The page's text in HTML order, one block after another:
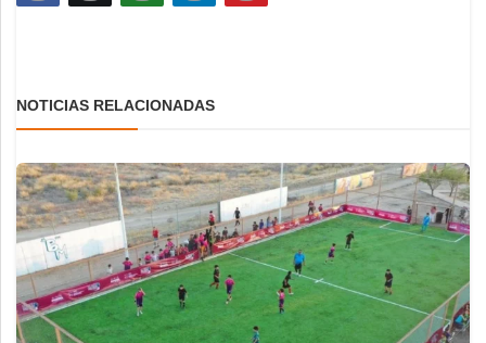
NOTICIAS RELACIONADAS